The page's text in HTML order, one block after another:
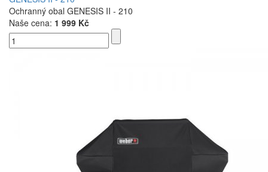
Ochranný obal GENESIS II - 210
Naše cena: 1 999 Kč